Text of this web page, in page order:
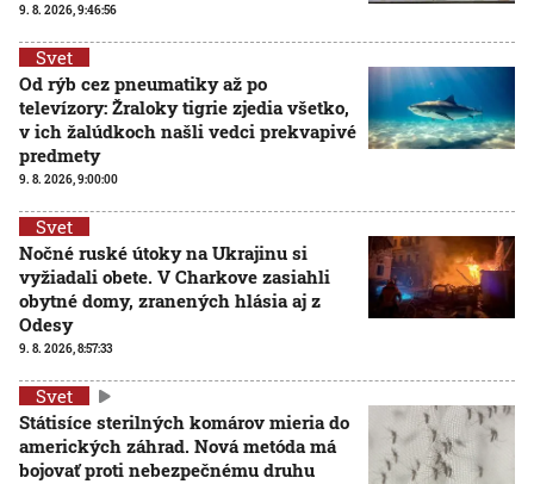
9. 8. 2026, 9:46:56
Svet
Od rýb cez pneumatiky až po
televízory: Žraloky tigrie zjedia všetko,
v ich žalúdkoch našli vedci prekvapivé
predmety
9. 8. 2026, 9:00:00
Svet
Nočné ruské útoky na Ukrajinu si
vyžiadali obete. V Charkove zasiahli
obytné domy, zranených hlásia aj z
Odesy
9. 8. 2026, 8:57:33
Svet
Státisíce sterilných komárov mieria do
amerických záhrad. Nová metóda má
bojovať proti nebezpečnému druhu